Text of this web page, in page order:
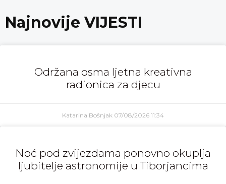
Najnovije VIJESTI
Održana osma ljetna kreativna
radionica za djecu
Katarina Bošnjak 07/08/2026 11:34
Noć pod zvijezdama ponovno okuplja
ljubitelje astronomije u Tiborjancima